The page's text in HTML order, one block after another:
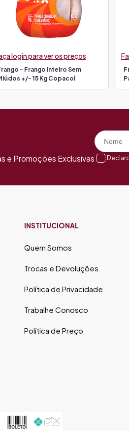
- Frango Inteiro Sem
+/- 15 Kg Copacol
login para ver os preços
e Promoções Exclusivas
INSTITUCIONAL
Quem Somos
Trocas e Devoluções
Política de Privacidade
Trabalhe Conosco
Política de Preço